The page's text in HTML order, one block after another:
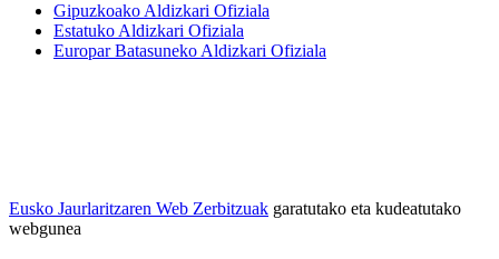
Gipuzkoako Aldizkari Ofiziala
Estatuko Aldizkari Ofiziala
Europar Batasuneko Aldizkari Ofiziala
Eusko Jaurlaritzaren Web Zerbitzuak garatutako eta kudeatutako
webgunea